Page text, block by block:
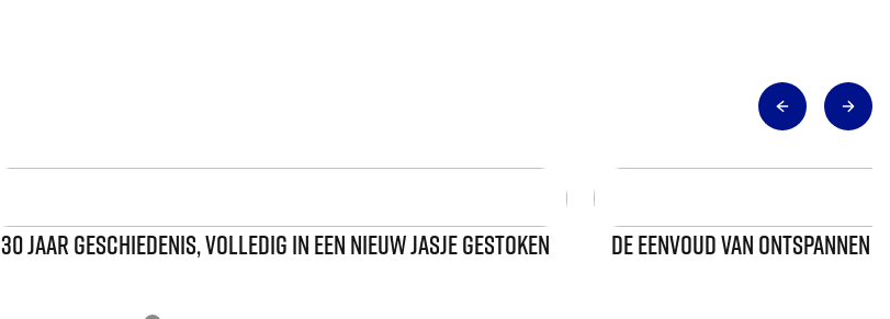
30 JAAR GESCHIEDENIS, VOLLEDIG IN EEN NIEUW JASJE GESTOKEN DE EENVOUD VAN ONTSPANNEN